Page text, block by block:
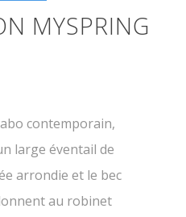
MYSPRING
contemporain,
large éventail de
arrondie et le bec
au robinet